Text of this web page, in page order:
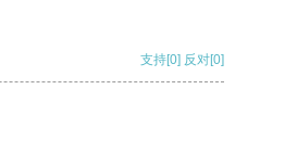
支持[0] 反对[0]